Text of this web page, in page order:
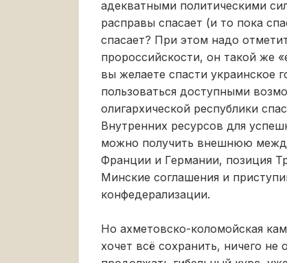
адекватными политическими
расправы спасает (и то пока
спасает? При этом надо
пророссийскости, он такой же
вы желаете спасти украинское
пользоваться доступными
олигархической республики
Внутренних ресурсов для
можно получить внешнюю
Франции и Германии, позиция
Минские соглашения и
конфедерализации.
Но ахметовско-коломойская
хочет всё сохранить, ничего